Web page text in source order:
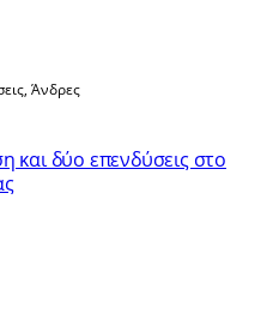
, Άνδρες
και δύο επενδύσεις στο